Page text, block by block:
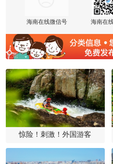
海南在线微信号 海南在
惊险！刺激！外国游客